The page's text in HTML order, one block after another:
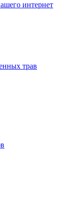
интернет
трав